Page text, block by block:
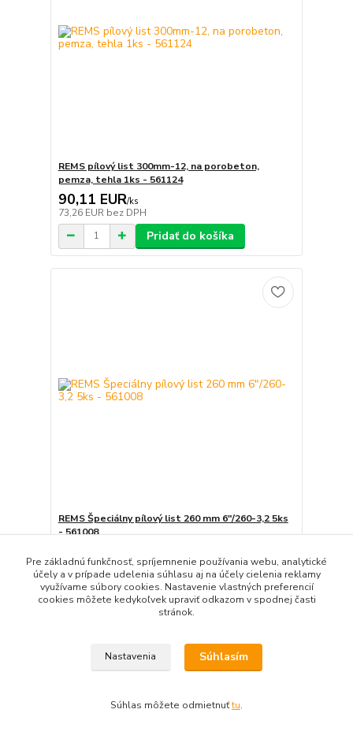
REMS pílový list 300mm-12, na porobeton,
pemza, tehla 1ks - 561124
90,11 EUR/ks
73,26 EUR bez DPH
Pridať do košíka
REMS Špeciálny pílový list 260 mm 6"/260-3,2 5ks
- 561008
77,88 EURbez DPH
Pridať do košíka
Pre základnú funkčnosť, spríjemnenie používania webu, analytické
účely a v prípade udelenia súhlasu aj na účely cielenia reklamy
využívame súbory cookies. Nastavenie vlastných preferencií
cookies môžete kedykoľvek upraviť odkazom v spodnej časti
stránok.
Nastavenia Súhlasím
Súhlas môžete odmietnuťtu.